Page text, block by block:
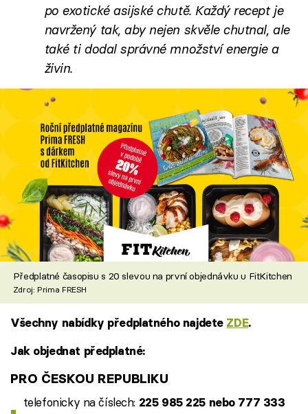
po exotické asijské chutě. Každý recept je
navržený tak, aby nejen skvěle chutnal, ale
také ti dodal správné množství energie a
živin.
Předplatné časopisu s 20 slevou na první objednávku u FitKitchen
Zdroj: Prima FRESH
Všechny nabídky předplatného najdete ZDE.
Jak objednat předplatné:
PRO ČESKOU REPUBLIKU
telefonicky na číslech: 225 985 225 nebo 777 333